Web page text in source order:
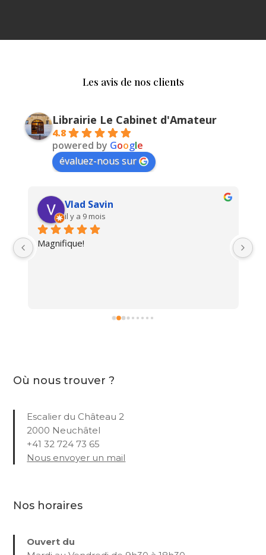
Les avis de nos clients
Librairie Le Cabinet d'Amateur
4.8
powered by Google
évaluez-nous sur
Vlad Savin
il y a 9 mois
Magnifique!
Où nous trouver ?
Escalier du Château 2
2000 Neuchâtel
+41 32 724 73 65
Nous envoyer un mail
Nos horaires
Ouvert du